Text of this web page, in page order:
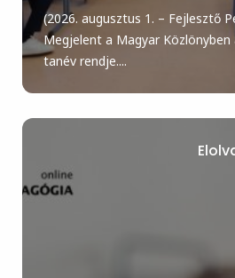
(2026. augusztus 1. – Fejlesztő
Megjelent a Magyar Közlönyben
tanév rendje....